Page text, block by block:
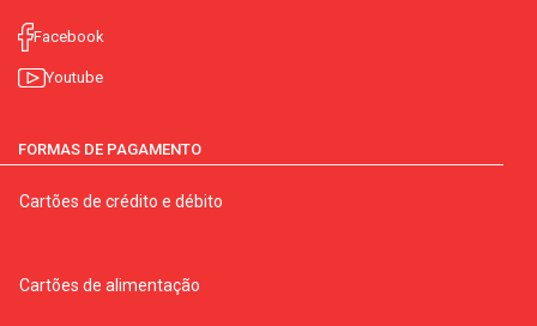
Facebook
Youtube
FORMAS DE PAGAMENTO
Cartões de crédito e débito
Cartões de alimentação